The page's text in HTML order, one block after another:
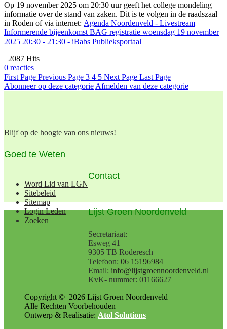
Op 19 november 2025 om 20:30 uur geeft het college mondeling
informatie over de stand van zaken. Dit is te volgen in de raadszaal
in Roden of via internet: Agenda Noordenveld - Livestream
Informerende bijeenkomst BAG registratie woensdag 19 november
2025 20:30 - 21:30 - iBabs Publieksportaal
2087 Hits
0 reacties
First Page Previous Page 3 4 5 Next Page Last Page
Abonneer op deze categorie Afmelden van deze categorie
Blijf op de hoogte van ons nieuws!
Goed te Weten
Word Lid van LGN
Sitebeleid
Sitemap
Login Leden
Zoeken
Contact
Lijst Groen Noordenveld
Secretariaat:
Esweg 41
9305 TB Roderesch
Telefoon: 06 15196984
Email: info@lijstgroennoordenveld.nl
KvK- nummer: 01166627
Copyright © 2026 Lijst Groen Noordenveld
Alle Rechten Voorbehouden
Ontwerp & Realisatie: Atol Solutions